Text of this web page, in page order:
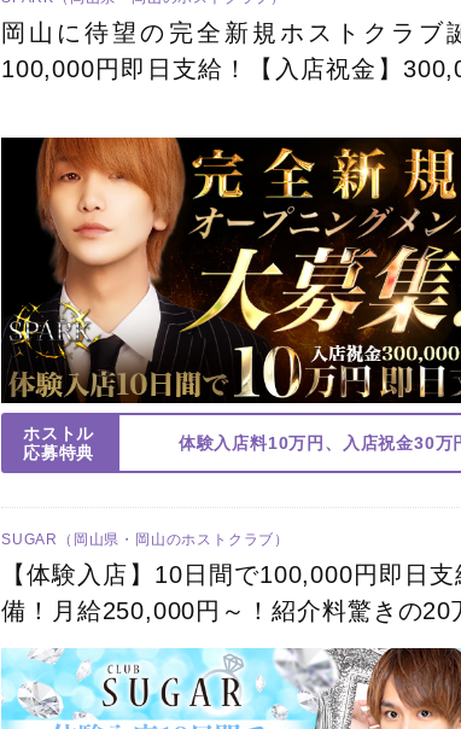
岡山に待望の完全新規ホストクラブ
100,000円即日支給！【入店祝金】
ホストル
応募特典
体験入店料10万円、入店祝金30万
SUGAR（岡山県・岡山のホストクラブ）
【体験入店】10日間で100,000円即日
備！月給250,000円～！紹介料驚きの
験入店6ヶ月の子が300万円給料を持っ